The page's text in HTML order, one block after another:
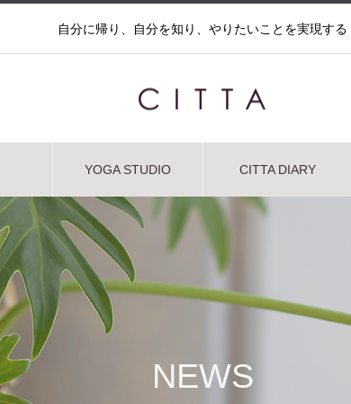
自分に帰り、自分を知り、やりたいことを実現する
YOGA STUDIO CITTA DIARY
NEWS